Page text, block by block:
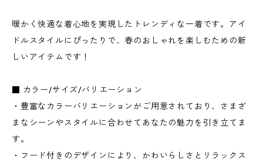
暖かく快適な着心地を実現したトレンディな一着です。アイ
ドルスタイルにぴったりで、春のおしゃれを楽しむための新
しいアイテムです！
■ カラー/サイズ/バリエーション
・豊富なカラーバリエーションがご用意されており、さまざ
まなシーンやスタイルに合わせてあなたの魅力を引き立てま
す。
・フード付きのデザインにより、かわいらしさとリラックス